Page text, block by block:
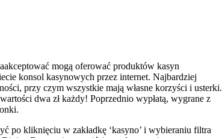
mogą oferować produktów kasyn
konsol kasynowych przez internet. Najbardziej
przy czym wszystkie mają własne korzyści i usterki.
dwa zł każdy! Poprzednio wypłatą, wygrane z
po kliknięciu w zakładkę ‘kasyno’ i wybieraniu filtra